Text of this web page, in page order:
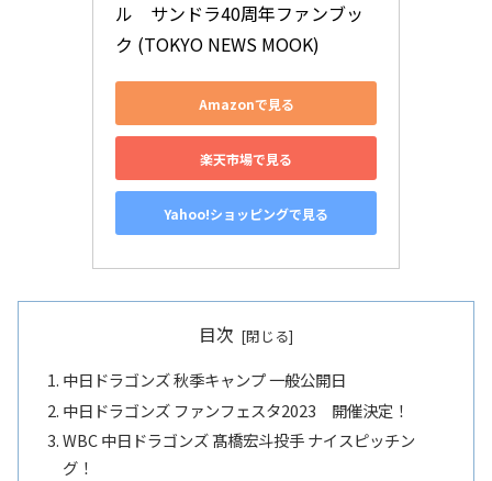
ル　サンドラ40周年ファンブッ
ク (TOKYO NEWS MOOK)
Amazonで見る
楽天市場で見る
Yahoo!ショッピングで見る
目次
中日ドラゴンズ 秋季キャンプ 一般公開日
中日ドラゴンズ ファンフェスタ2023 開催決定！
WBC 中日ドラゴンズ 髙橋宏斗投手 ナイスピッチン
グ！